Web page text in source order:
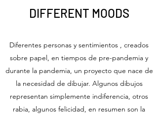
DIFFERENT MOODS
Diferentes personas y sentimientos , creados
sobre papel, en tiempos de pre-pandemia y
durante la pandemia, un proyecto que nace de
la necesidad de dibujar. Algunos dibujos
representan simplemente indiferencia, otros
rabia, algunos felicidad, en resumen son la